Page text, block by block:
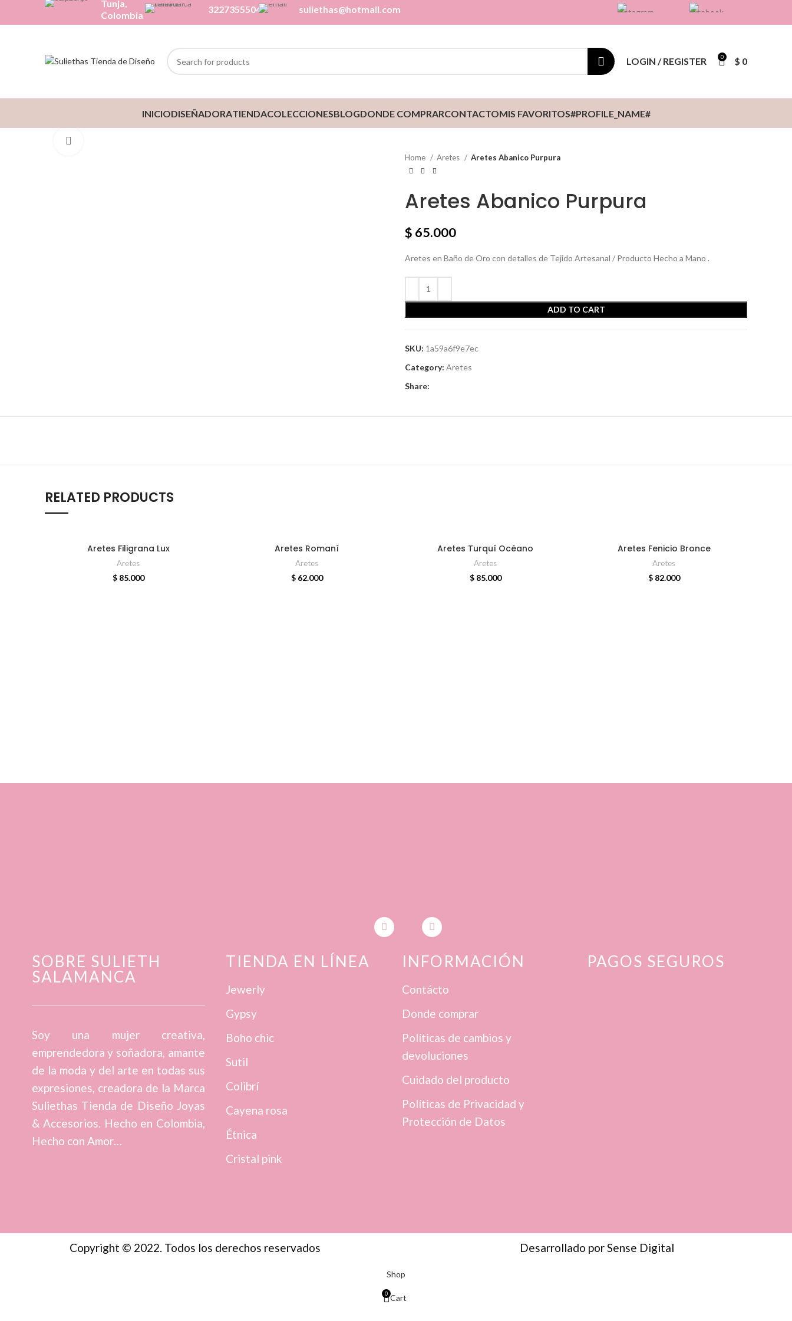
Tunja,
Colombia
3227355504 suliethas@hotmail.com
LOGIN / REGISTER 0 $ 0
INICIODISEÑADORATIENDACOLECCIONESBLOGDONDE COMPRARCONTACTOMIS FAVORITOS#PROFILE_NAME#
Home
Aretes Aretes Abanico Purpura
Aretes Abanico Purpura
$ 65.000
Aretes en Baño de Oro con detalles de Tejido Artesanal / Producto Hecho a Mano .
ADD TO CART
SKU: 1a59a6f9e7ec
Category: Aretes
Share:
RELATED PRODUCTS
ADD TO CART
Aretes Filigrana Lux
Aretes
$85.000
Aretes Romaní
Aretes
$62.000
ADD TO CART
Aretes Turquí Océano
Aretes
$85.000
ADD TO CART
Aretes Fenicio Bronce
Aretes
$82.000
SOBRE SULIETH
SALAMANCA
Soy una mujer creativa,
emprendedora y soñadora, amante
de la moda y del arte en todas sus
expresiones, creadora de la Marca
Suliethas Tienda de Diseño Joyas
& Accesorios. Hecho en Colombia,
Hecho con Amor…
TIENDA EN LÍNEA
Jewerly
Gypsy
Boho chic
Sutil
Colibrí
Cayena rosa
Étnica
Cristal pink
INFORMACIÓN
Contácto
Donde comprar
Políticas de cambios y
devoluciones
Cuidado del producto
Políticas de Privacidad y
Protección de Datos
PAGOS SEGUROS
Copyright © 2022. Todos los derechos reservados Desarrollado por Sense Digital
Shop
0 Cart